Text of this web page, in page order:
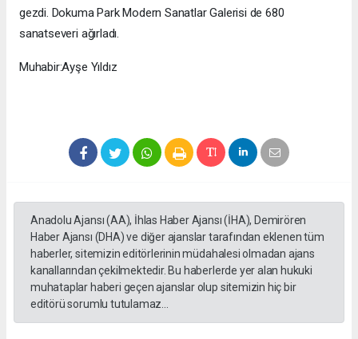
gezdi. Dokuma Park Modern Sanatlar Galerisi de 680
sanatseveri ağırladı.
Muhabir:Ayşe Yıldız
Anadolu Ajansı (AA), İhlas Haber Ajansı (İHA), Demirören
Haber Ajansı (DHA) ve diğer ajanslar tarafından eklenen tüm
haberler, sitemizin editörlerinin müdahalesi olmadan ajans
kanallarından çekilmektedir. Bu haberlerde yer alan hukuki
muhataplar haberi geçen ajanslar olup sitemizin hiç bir
editörü sorumlu tutulamaz...